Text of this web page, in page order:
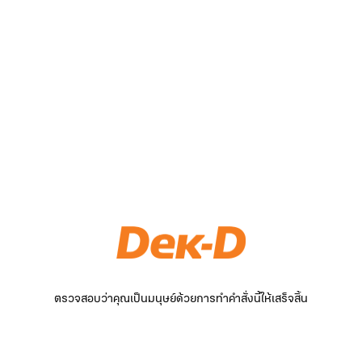
ตรวจสอบว่าคุณเป็นมนุษย์ด้วยการทำคำสั่งนี้ให้เสร็จสิ้น